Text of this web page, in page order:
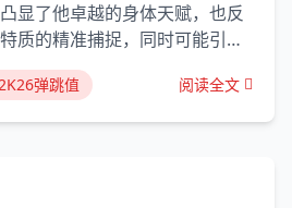
显了他卓越的身体天赋，也反
质的精准捕捉，同时可能引发
论，但整体上是对他个人能力
值的独特性在2K26公布的能力
普森的垂直弹跳能力值高达
弹跳值 阅读全文